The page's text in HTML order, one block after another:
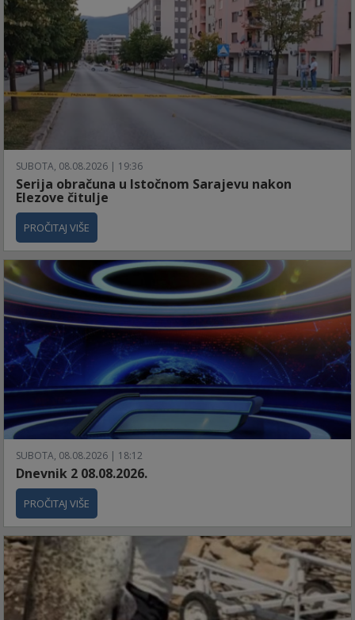
SUBOTA, 08.08.2026 | 19:36
Serija obračuna u Istočnom Sarajevu nakon
Elezove čitulje
PROČITAJ VIŠE
SUBOTA, 08.08.2026 | 18:12
Dnevnik 2 08.08.2026.
PROČITAJ VIŠE